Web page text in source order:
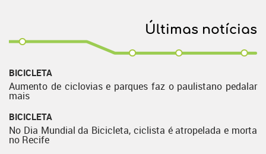
Últimas notícias
BICICLETA
Aumento de ciclovias e parques faz o paulistano pedalar
mais
BICICLETA
No Dia Mundial da Bicicleta, ciclista é atropelada e morta
no Recife